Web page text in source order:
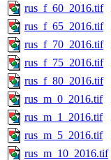
rus_f_60_2016.tif
rus_f_65_2016.tif
rus_f_70_2016.tif
rus_f_75_2016.tif
rus_f_80_2016.tif
rus_m_0_2016.tif
rus_m_1_2016.tif
rus_m_5_2016.tif
rus_m_10_2016.tif